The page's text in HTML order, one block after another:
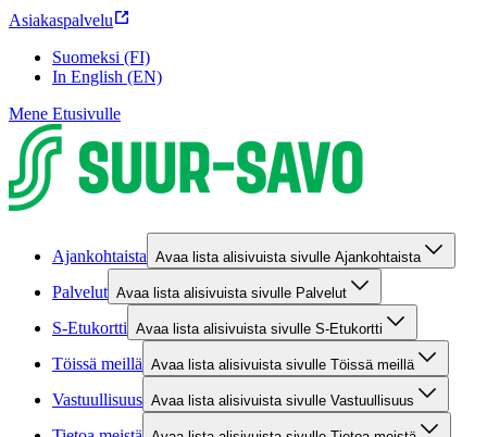
Asiakaspalvelu
Suomeksi (FI)
In English (EN)
Mene Etusivulle
Ajankohtaista Avaa lista alisivuista sivulle Ajankohtaista
Palvelut Avaa lista alisivuista sivulle Palvelut
S-Etukortti Avaa lista alisivuista sivulle S-Etukortti
Töissä meillä Avaa lista alisivuista sivulle Töissä meillä
Vastuullisuus Avaa lista alisivuista sivulle Vastuullisuus